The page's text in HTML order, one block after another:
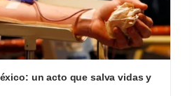
un acto que salva vidas y